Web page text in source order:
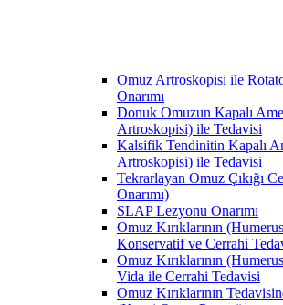
Omuz Artroskopisi ile
Onarımı
Donuk Omuzun Kapalı
Artroskopisi) ile Tedavisi
Kalsifik Tendinitin Kapalı
Artroskopisi) ile Tedavisi
Tekrarlayan Omuz Çıkığı
Onarımı)
SLAP Lezyonu Onarımı
Omuz Kırıklarının
Konservatif ve Cerrahi
Omuz Kırıklarının
Vida ile Cerrahi Tedavisi
Omuz Kırıklarının